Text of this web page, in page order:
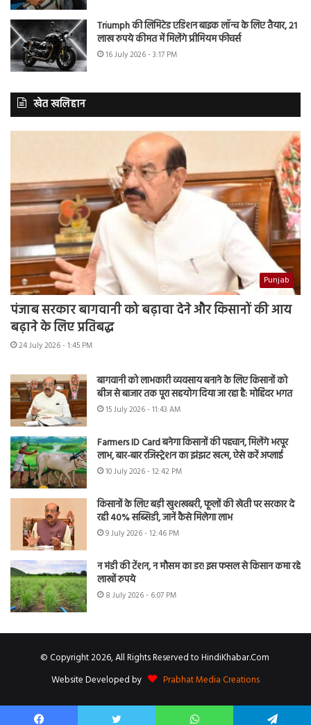
Triumph की लिमिटेड एडिशन बाइक लॉन्च के लिए तैयार, 21
लाख रुपये कीमत में मिलेंगे प्रीमियम फीचर्स
16 July 2026 - 3:17 PM
खेत खलिहान
Punjab
पंजाब सरकार बागवानी को बढ़ावा देने और किसानों की आय
बढ़ाने के लिए प्रतिबद्ध
24 July 2026 - 1:45 PM
बागवानी को लाभकारी व्यवसाय बनाने के लिए किसानों को
बीज से बाजार तक पूरा सहयोग दिया जा रहा है: मोहिंदर भगत
15 July 2026 - 11:43 AM
Farmers ID Card बनेगा किसानों की पहचान, मिलेंगे भरपूर
लाभ, बार-बार रजिस्ट्रेशन का झंझट खत्म, ऐसे करें अप्लाई
10 July 2026 - 12:42 PM
किसानों के लिए बड़ी खुशखबरी, फूलों की खेती पर सरकार दे
रही 40% सब्सिडी, जानें कैसे मिलेगा लाभ
9 July 2026 - 12:46 PM
न मंडी की टेंशन, न मौसम का डर! इस फसल से किसान कमा रहे
लाखों रुपये
8 July 2026 - 6:07 PM
© Copyright 2026, All Rights Reserved to HindiKhabar.Com
Website Developed by
Prabhat Media Creations